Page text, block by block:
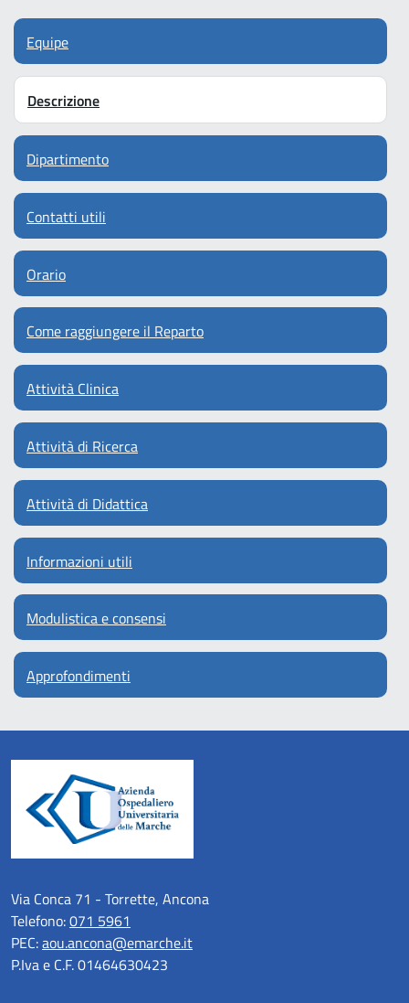
Equipe
Descrizione
Dipartimento
Contatti utili
Orario
Come raggiungere il Reparto
Attività Clinica
Attività di Ricerca
Attività di Didattica
Informazioni utili
Modulistica e consensi
Approfondimenti
Via Conca 71 - Torrette, Ancona
Telefono:071 5961
PEC:aou.ancona@emarche.it
P.Iva e C.F. 01464630423